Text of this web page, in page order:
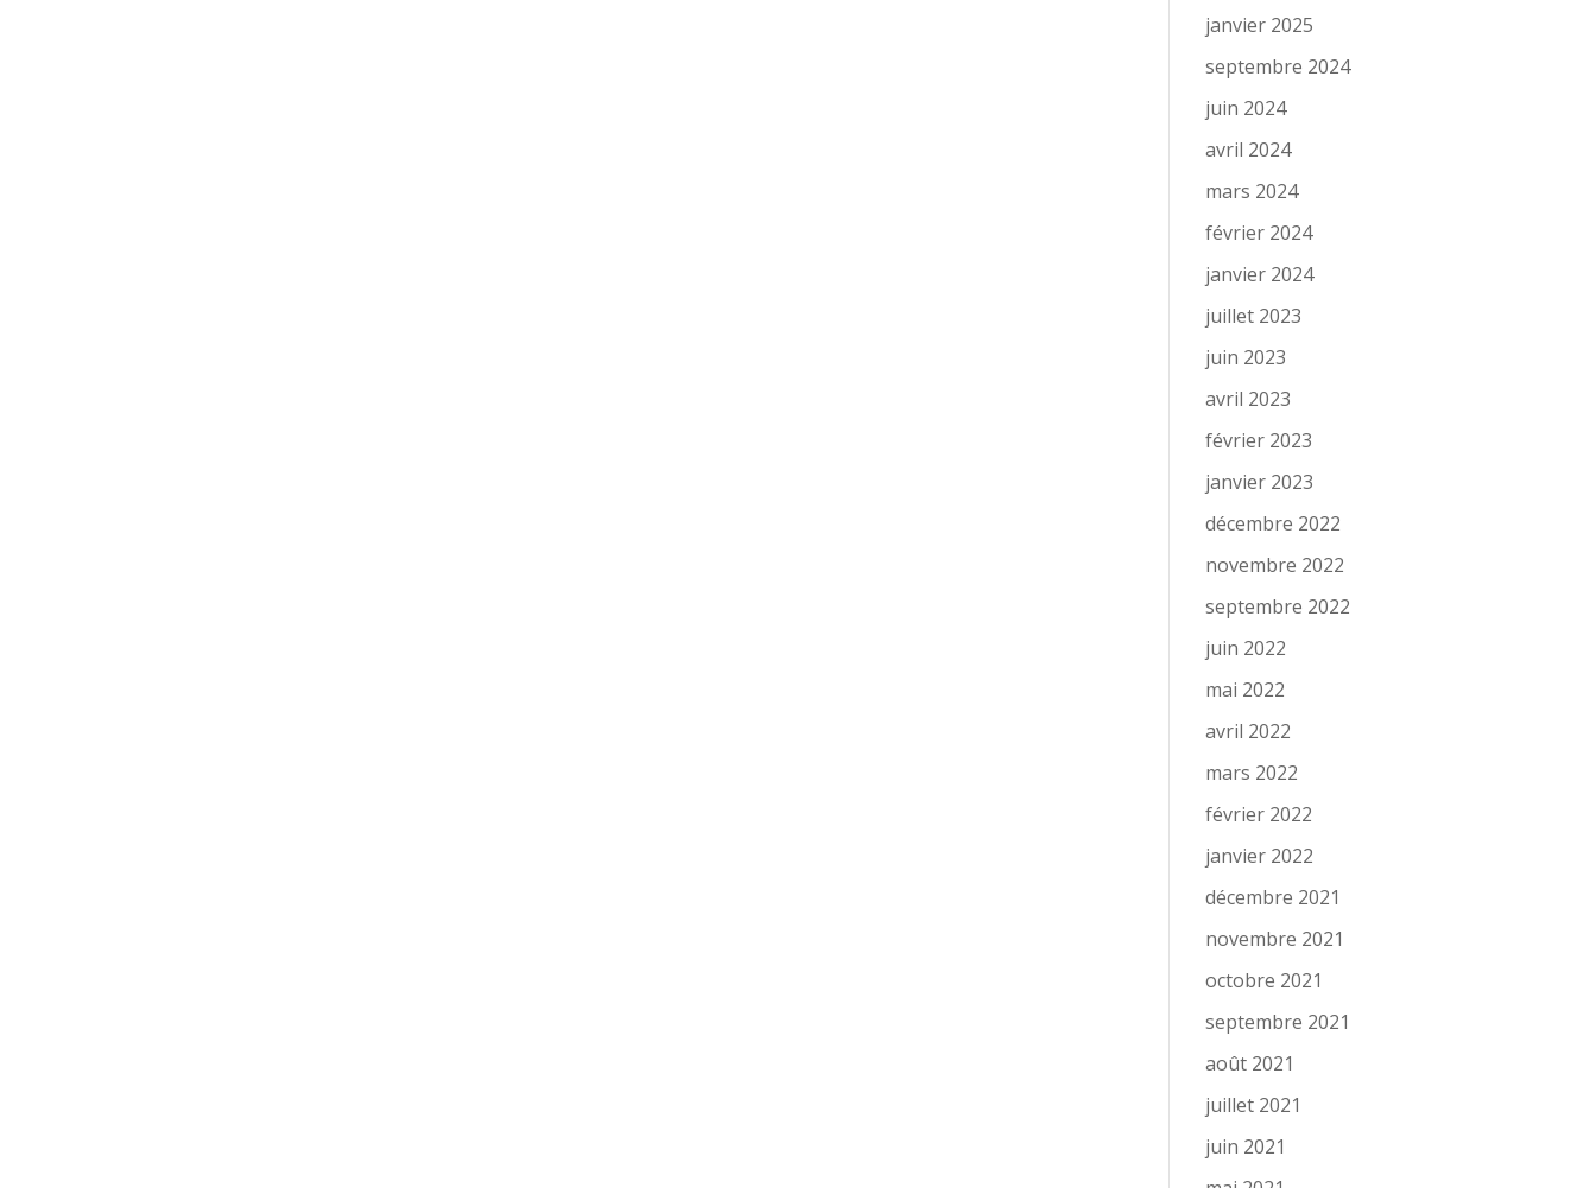
janvier 2025
septembre 2024
juin 2024
avril 2024
mars 2024
février 2024
janvier 2024
juillet 2023
juin 2023
avril 2023
février 2023
janvier 2023
décembre 2022
novembre 2022
septembre 2022
juin 2022
mai 2022
avril 2022
mars 2022
février 2022
janvier 2022
décembre 2021
novembre 2021
octobre 2021
septembre 2021
août 2021
juillet 2021
juin 2021